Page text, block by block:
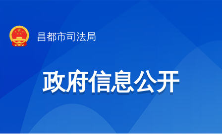
昌都市司法局
政府信息公开